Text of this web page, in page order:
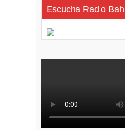
Escucha Radio